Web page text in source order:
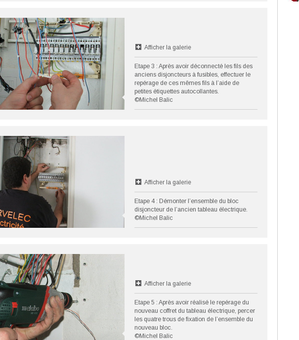
Afficher la galerie
Etape 3 : Après avoir déconnecté les fils des
anciens disjoncteurs à fusibles, effectuer le
repérage de ces mêmes fils à l’aide de
petites étiquettes autocollantes.
©Michel Balic
Afficher la galerie
Etape 4 : Démonter l’ensemble du bloc
disjoncteur de l’ancien tableau électrique.
©Michel Balic
Afficher la galerie
Etape 5 : Après avoir réalisé le repérage du
nouveau coffret du tableau électrique, percer
les quatre trous de fixation de l’ensemble du
nouveau bloc.
©Michel Balic